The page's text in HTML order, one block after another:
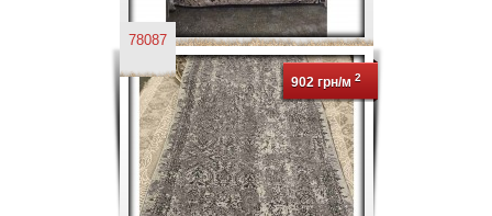
78087
902 грн/м 2